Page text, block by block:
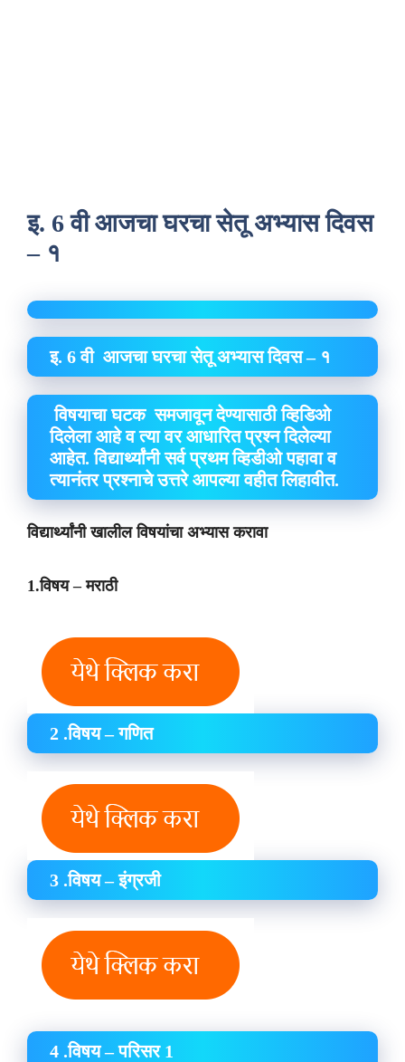
इ. 6 वी आजचा घरचा सेतू अभ्यास दिवस
– १
इ. 6 वी आजचा घरचा सेतू अभ्यास दिवस – १
विषयाचा घटक समजावून देण्यासाठी व्हिडिओ
दिलेला आहे व त्या वर आधारित प्रश्न दिलेल्या
आहेत. विद्यार्थ्यांनी सर्व प्रथम व्हिडीओ पहावा व
त्यानंतर प्रश्नाचे उत्तरे आपल्या वहीत लिहावीत.
विद्यार्थ्यांनी खालील विषयांचा अभ्यास करावा
1.विषय – मराठी
2 .विषय – गणित
3 .विषय – इंग्रजी
4 .विषय – परिसर 1